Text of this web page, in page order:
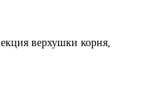
верхушки корня,